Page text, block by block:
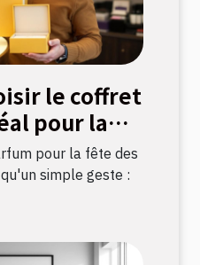
le coffret
pour la
? pour la fête des
simple geste :